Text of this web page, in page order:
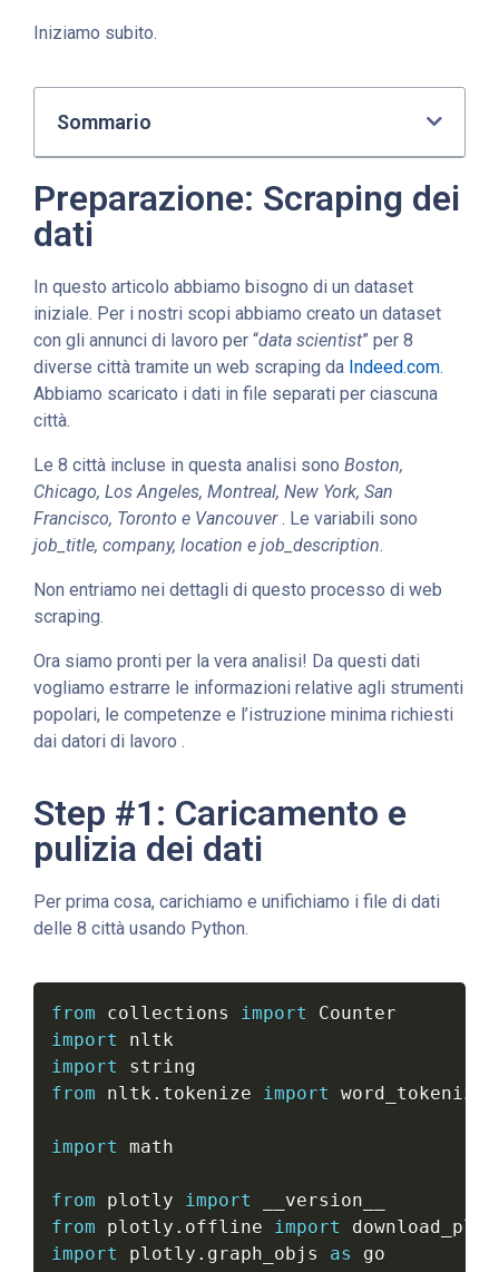
Iniziamo subito.
Sommario
Preparazione: Scraping dei
dati
In questo articolo abbiamo bisogno di un dataset
iniziale. Per i nostri scopi abbiamo creato un dataset
con gli annunci di lavoro per “data scientist” per 8
diverse città tramite un web scraping da Indeed.com.
Abbiamo scaricato i dati in file separati per ciascuna
città.
Le 8 città incluse in questa analisi sono Boston,
Chicago, Los Angeles, Montreal, New York, San
Francisco, Toronto e Vancouver. Le variabili sono
job_title, company, location e job_description.
Non entriamo nei dettagli di questo processo di web
scraping.
Ora siamo pronti per la vera analisi! Da questi dati
vogliamo estrarre le informazioni relative agli strumenti
popolari, le competenze e l’istruzione minima richiesti
dai datori di lavoro .
Step #1: Caricamento e
pulizia dei dati
Per prima cosa, carichiamo e unifichiamo i file di dati
delle 8 città usando Python.
from collections import
import
import
from nltk . tokenize import word_tokenize
import math
from plotly import
from plotly . offline import
import
plotly . graph_objs as go